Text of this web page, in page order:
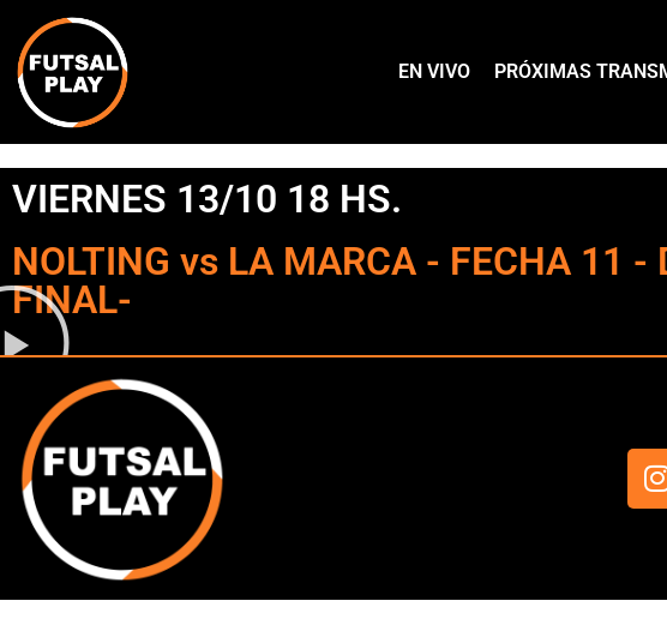
EN VIVO PRÓXIMAS
VIERNES 13/10 18 HS.
NOLTING vs LA MARCA - FECHA 11 -
FINAL-